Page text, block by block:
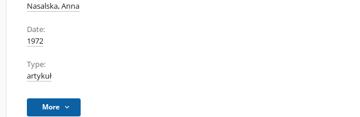
Nasalska, Anna
Date:
1972
Type:
artykuł
More